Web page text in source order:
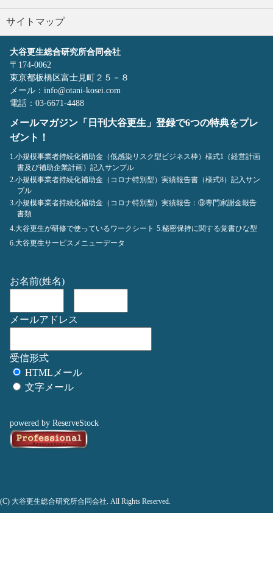
サイトマップ
大谷更生総合研究所合同会社
〒174-0062
東京都板橋区富士見町２５－８
メール：info@otani-kosei.com
電話：03-6671-4488
メールマガジン「日刊大谷更生」登録で6つの特典をプレ
ゼント！
1.小規模事業者持続化補助金（低感染リスク型ビジネス枠）様式1（経営計画
書及び補助企業計画）記入サンプル
2.小規模事業者持続化補助金（コロナ特別型）実績報告書（様式8）記入サン
プル
3.小規模事業者持続化補助金（コロナ特別型）実績報告：⑨専門家謝金報告
書類
4.大谷更生が研修で使っているワークシート 5.秘密保持に関する覚書ひな型
6.大谷更生サービスメニューデータ
お名前(姓名)
メールアドレス
受信形式
HTMLメール
文字メール
powered by ReserveStock
(C) 大谷更生総合研究所合同会社. All Rights Reserved.